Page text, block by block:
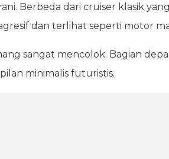
Berbeda dari cruiser klasik
dan terlihat seperti motor
sangat mencolok. Bagian
minimalis futuristis.